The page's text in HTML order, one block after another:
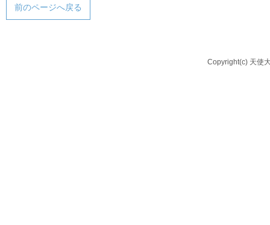
前のページへ戻る
Copyright(c) 天使